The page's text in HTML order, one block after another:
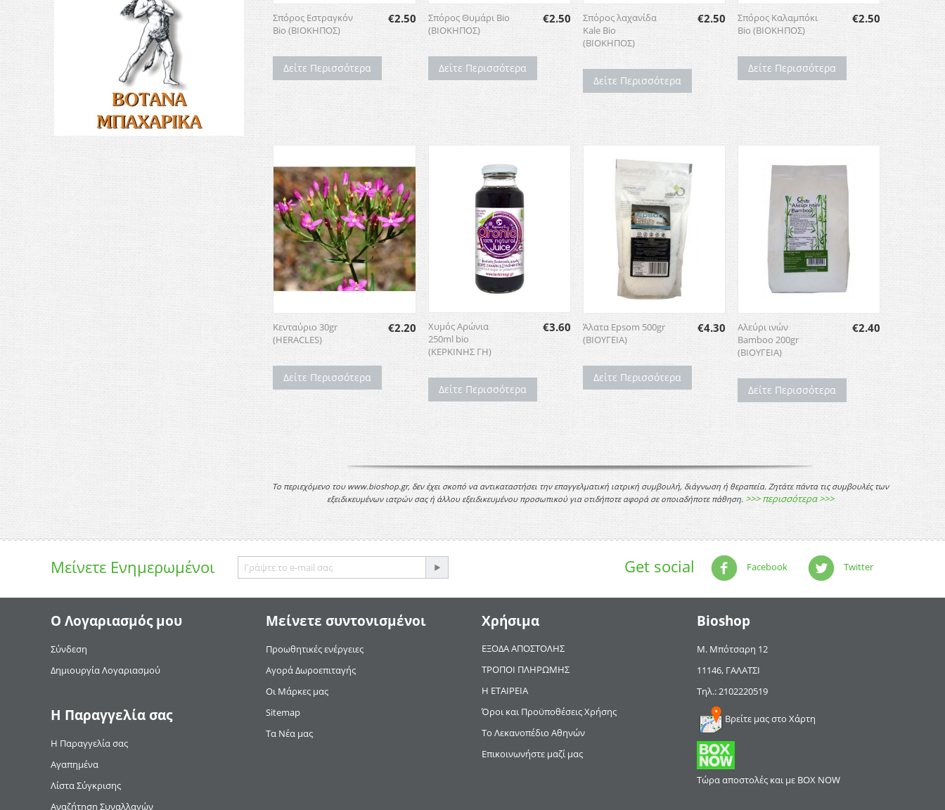
Σπόρος Εστραγκόν
Bio (ΒΙΟΚΗΠΟΣ)
€2.50
Δείτε Περισσότερα
Σπόρος Θυμάρι Bio
(ΒΙΟΚΗΠΟΣ)
€2.50
Δείτε Περισσότερα
Σπόρος λαχανίδα
Kale Bio
(ΒΙΟΚΗΠΟΣ)
€2.50
Δείτε Περισσότερα
Σπόρος Καλαμπόκι
Bio (ΒΙΟΚΗΠΟΣ)
€2.50
Δείτε Περισσότερα
Κενταύριο 30gr
(HERACLES)
€2.20
Δείτε Περισσότερα
Χυμός Αρώνια
250ml bio
(ΚΕΡΚΙΝΗΣ ΓΗ)
€3.60
Δείτε Περισσότερα
Άλατα Epsom 500gr
(ΒΙΟΥΓΕΙΑ)
€4.30
Δείτε Περισσότερα
Αλεύρι ινών
Bamboo 200gr
(ΒΙΟΥΓΕΙΑ)
€2.40
Δείτε Περισσότερα
Το περιεχόμενο του www.bioshop.gr, δεν έχει σκοπό να αντικαταστήσει την επαγγελματική ιατρική συμβουλή, διάγνωση ή θεραπεία. Ζητάτε πάντα τις συμβουλές των
εξειδικευμένων ιατρών σας ή άλλου εξειδικευμένου προσωπικού για οτιδήποτε αφορά σε οποιαδήποτε πάθηση. >>> περισσότερα >>>
Μείνετε Ενημερωμένοι Get social Facebook Twitter
Ο Λογαριασμός μου
Σύνδεση
Δημιουργία Λογαριασμού
Η Παραγγελία σας
Η Παραγγελία σας
Αγαπημένα
Λίστα Σύγκρισης
Αναζήτηση Συναλλαγών
Μείνετε συντονισμένοι
Προωθητικές ενέργειες
Αγορά Δωροεπιταγής
Οι Μάρκες μας
Sitemap
Τα Νέα μας
Χρήσιμα
ΕΞΟΔΑ ΑΠΟΣΤΟΛΗΣ
ΤΡΟΠΟΙ ΠΛΗΡΩΜΗΣ
Η ΕΤΑΙΡΕΙΑ
Όροι και Προϋποθέσεις Χρήσης
Το Λεκανοπέδιο Αθηνών
Επικοινωνήστε μαζί μας
Bioshop
Μ. Μπότσαρη 12
11146, ΓΑΛΑΤΣΙ
Τηλ.: 2102220519
Βρείτε μας στο Χάρτη
Τώρα αποστολές και με BOX NOW